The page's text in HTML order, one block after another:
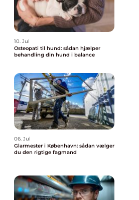
10. Jul
Osteopati til hund: sådan hjælper
behandling din hund i balance
06. Jul
Glarmester i København: sådan vælger
du den rigtige fagmand